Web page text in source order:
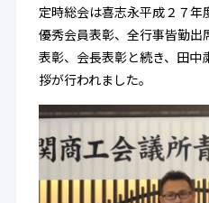
定時総会は喜志永平成２７年
優秀会員表彰、全行事皆勤出
表彰、会長表彰と続き、田中
拶が行われました。